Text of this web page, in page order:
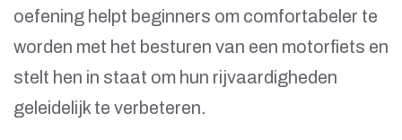
oefening helpt beginners om comfortabeler te
worden met het besturen van een motorfiets en
stelt hen in staat om hun rijvaardigheden
geleidelijk te verbeteren.